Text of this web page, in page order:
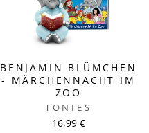
BENJAMIN BLÜMCHEN
- MÄRCHENNACHT IM
ZOO
TONIES
16,99 €